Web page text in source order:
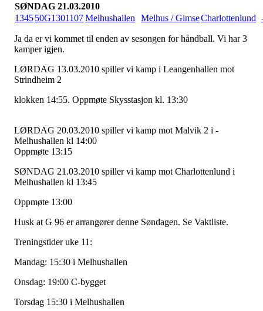
SØNDAG 21.03.2010
134550G1301107Melhushallen Melhus / GimseCharlottenlund
Ja da er vi kommet til enden av sesongen for håndball. Vi har 3
kamper igjen.
LØRDAG 13.03.2010 spiller vi kamp i Leangenhallen mot
Strindheim 2
klokken 14:55. Oppmøte Skysstasjon kl. 13:30
LØRDAG 20.03.2010 spiller vi kamp mot Malvik 2 i -
Melhushallen kl 14:00
Oppmøte 13:15
SØNDAG 21.03.2010 spiller vi kamp mot Charlottenlund i
Melhushallen kl 13:45
Oppmøte 13:00
Husk at G 96 er arrangører denne Søndagen. Se Vaktliste.
Treningstider uke 11:
Mandag: 15:30 i Melhushallen
Onsdag: 19:00 C-bygget
Torsdag 15:30 i Melhushallen